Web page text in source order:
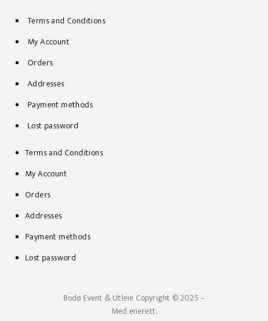
Terms and Conditions
My Account
Orders
Addresses
Payment methods
Lost password
Terms and Conditions
My Account
Orders
Addresses
Payment methods
Lost password
Bodø Event & Utleie Copyright © 2025 –
Med enerett.